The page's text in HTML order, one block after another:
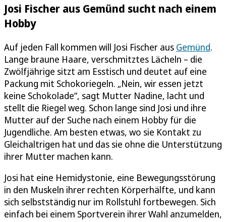
Josi Fischer aus Gemünd sucht nach einem
Hobby
Auf jeden Fall kommen will Josi Fischer aus Gemünd.
Lange braune Haare, verschmitztes Lächeln – die
Zwölfjährige sitzt am Esstisch und deutet auf eine
Packung mit Schokoriegeln. „Nein, wir essen jetzt
keine Schokolade“, sagt Mutter Nadine, lacht und
stellt die Riegel weg. Schon lange sind Josi und ihre
Mutter auf der Suche nach einem Hobby für die
Jugendliche. Am besten etwas, wo sie Kontakt zu
Gleichaltrigen hat und das sie ohne die Unterstützung
ihrer Mutter machen kann.
Josi hat eine Hemidystonie, eine Bewegungsstörung
in den Muskeln ihrer rechten Körperhälfte, und kann
sich selbstständig nur im Rollstuhl fortbewegen. Sich
einfach bei einem Sportverein ihrer Wahl anzumelden,